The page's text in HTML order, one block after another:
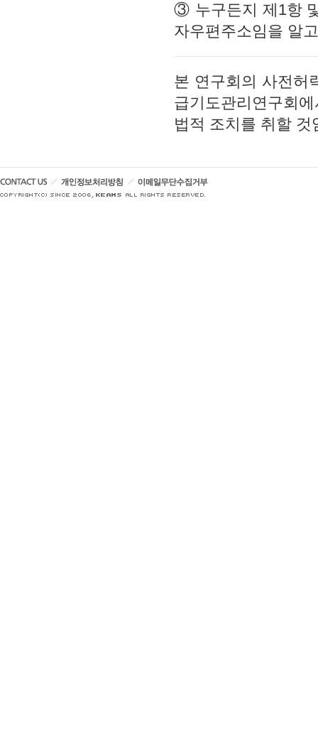
③ 누구든지 제1항
자우편주소임을 알
본 연구회의 사전허
급기도관리연구회
법적 조치를 취할